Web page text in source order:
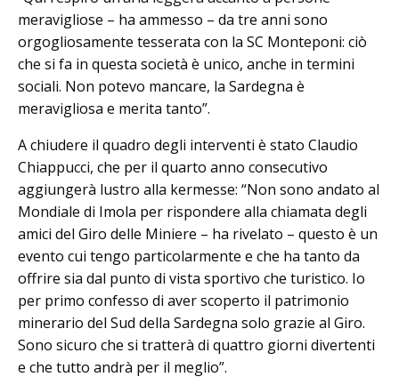
meravigliose – ha ammesso – da tre anni sono
orgogliosamente tesserata con la SC Monteponi: ciò
che si fa in questa società è unico, anche in termini
sociali. Non potevo mancare, la Sardegna è
meravigliosa e merita tanto”.
A chiudere il quadro degli interventi è stato Claudio
Chiappucci, che per il quarto anno consecutivo
aggiungerà lustro alla kermesse: “Non sono andato al
Mondiale di Imola per rispondere alla chiamata degli
amici del Giro delle Miniere – ha rivelato – questo è un
evento cui tengo particolarmente e che ha tanto da
offrire sia dal punto di vista sportivo che turistico. Io
per primo confesso di aver scoperto il patrimonio
minerario del Sud della Sardegna solo grazie al Giro.
Sono sicuro che si tratterà di quattro giorni divertenti
e che tutto andrà per il meglio”.